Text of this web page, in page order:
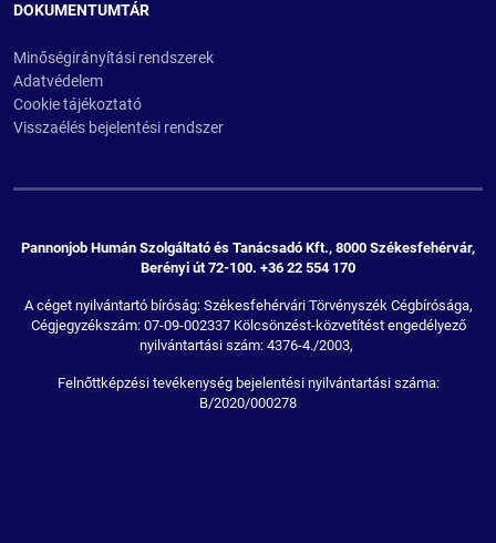
DOKUMENTUMTÁR
Minőségirányítási rendszerek
Adatvédelem
Cookie tájékoztató
Visszaélés bejelentési rendszer
Pannonjob Humán Szolgáltató és Tanácsadó Kft., 8000 Székesfehérvár,
Berényi út 72-100. +36 22 554 170
A céget nyilvántartó bíróság: Székesfehérvári Törvényszék Cégbírósága,
Cégjegyzékszám: 07-09-002337 Kölcsönzést-közvetítést engedélyező
nyilvántartási szám: 4376-4./2003,
Felnőttképzési tevékenység bejelentési nyilvántartási száma:
B/2020/000278